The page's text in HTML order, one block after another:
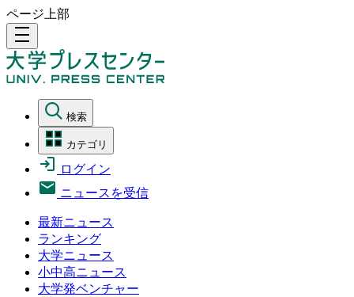
ページ上部
density_medium
検索
カテゴリ
ログイン
ニュースを受信
最新ニュース
ランキング
大学ニュース
小中高ニュース
大学発ベンチャー